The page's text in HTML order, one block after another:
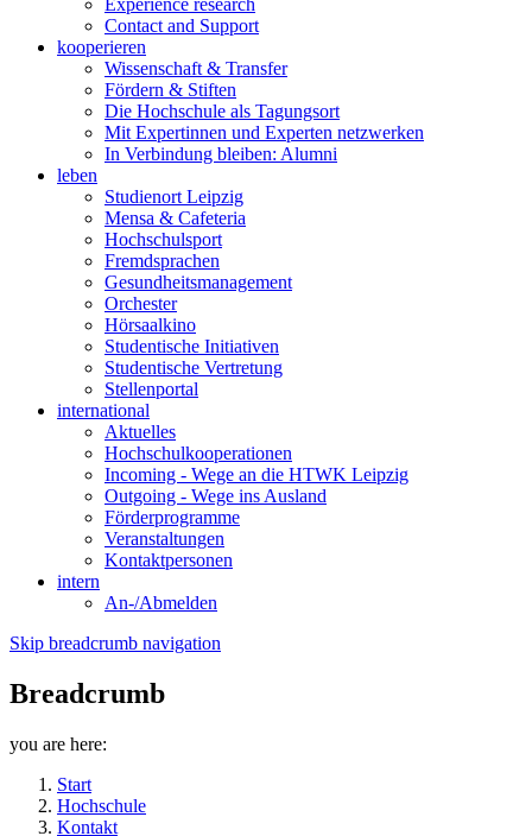
Experience research
Contact and Support
kooperieren
Wissenschaft & Transfer
Fördern & Stiften
Die Hochschule als Tagungsort
Mit Expertinnen und Experten netzwerken
In Verbindung bleiben: Alumni
leben
Studienort Leipzig
Mensa & Cafeteria
Hochschulsport
Fremdsprachen
Gesundheitsmanagement
Orchester
Hörsaalkino
Studentische Initiativen
Studentische Vertretung
Stellenportal
international
Aktuelles
Hochschulkooperationen
Incoming - Wege an die HTWK Leipzig
Outgoing - Wege ins Ausland
Förderprogramme
Veranstaltungen
Kontaktpersonen
intern
An-/Abmelden
Skip breadcrumb navigation
Breadcrumb
you are here:
Start
Hochschule
Kontakt